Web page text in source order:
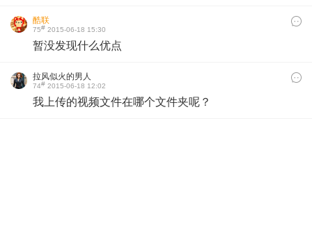
酷联
75# 2015-06-18 15:30
暂没发现什么优点
拉风似火的男人
74# 2015-06-18 12:02
我上传的视频文件在哪个文件夹呢？